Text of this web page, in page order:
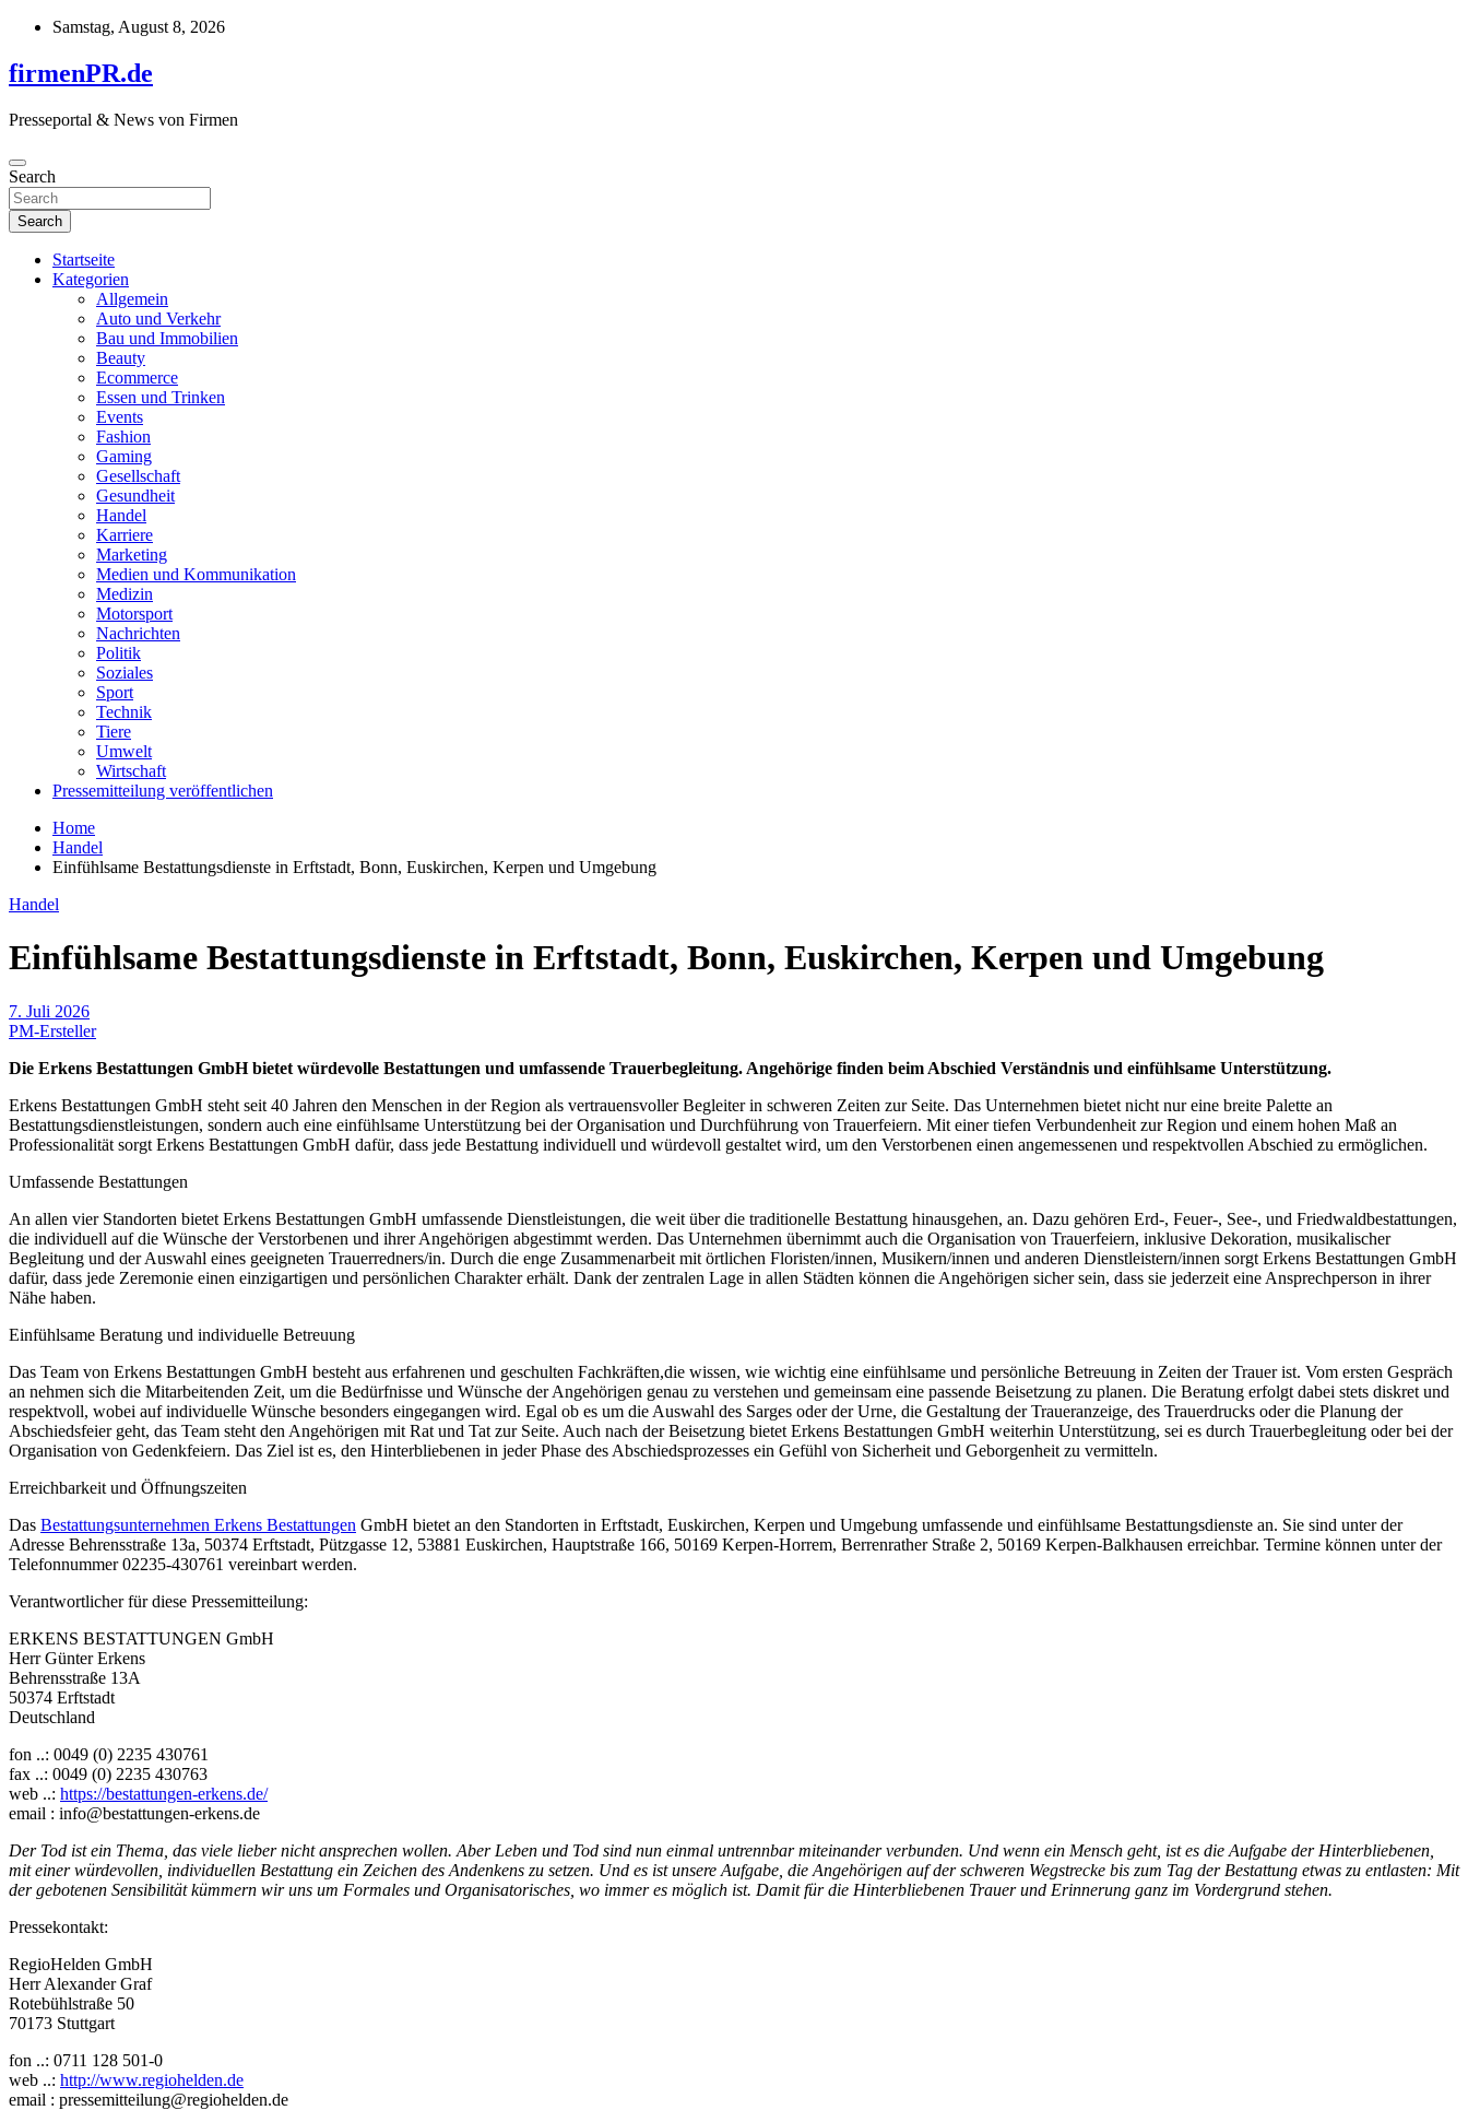
Skip
content
Samstag, August 8, 2026
firmenPR.de
Presseportal & News von Firmen
Search
Search
Startseite
Kategorien
Allgemein
Auto und Verkehr
Bau und Immobilien
Beauty
Ecommerce
Essen und Trinken
Events
Fashion
Gaming
Gesellschaft
Gesundheit
Handel
Karriere
Marketing
Medien und Kommunikation
Medizin
Motorsport
Nachrichten
Politik
Soziales
Sport
Technik
Tiere
Umwelt
Wirtschaft
Pressemitteilung veröffentlichen
Home
Handel
Einfühlsame Bestattungsdienste in Erftstadt, Bonn, Euskirchen, Kerpen und Umgebung
Handel
Einfühlsame Bestattungsdienste in Erftstadt, Bonn, Euskirchen, Kerpen und Umgebung
7. Juli 2026
PM-Ersteller
Die Erkens Bestattungen GmbH bietet würdevolle Bestattungen und umfassende Trauerbegleitung. Angehörige finden beim Abschied Verständnis und einfühlsame Unterstützung.
Erkens Bestattungen GmbH steht seit 40 Jahren den Menschen in der Region als vertrauensvoller Begleiter in schweren Zeiten zur Seite. Das Unternehmen bietet nicht nur eine breite Palette an
Bestattungsdienstleistungen, sondern auch eine einfühlsame Unterstützung bei der Organisation und Durchführung von Trauerfeiern. Mit einer tiefen Verbundenheit zur Region und einem hohen Maß an
Professionalität sorgt Erkens Bestattungen GmbH dafür, dass jede Bestattung individuell und würdevoll gestaltet wird, um den Verstorbenen einen angemessenen und respektvollen Abschied zu ermöglichen.
Umfassende Bestattungen
An allen vier Standorten bietet Erkens Bestattungen GmbH umfassende Dienstleistungen, die weit über die traditionelle Bestattung hinausgehen, an. Dazu gehören Erd-, Feuer-, See-, und Friedwaldbestattungen,
die individuell auf die Wünsche der Verstorbenen und ihrer Angehörigen abgestimmt werden. Das Unternehmen übernimmt auch die Organisation von Trauerfeiern, inklusive Dekoration, musikalischer
Begleitung und der Auswahl eines geeigneten Trauerredners/in. Durch die enge Zusammenarbeit mit örtlichen Floristen/innen, Musikern/innen und anderen Dienstleistern/innen sorgt Erkens Bestattungen GmbH
dafür, dass jede Zeremonie einen einzigartigen und persönlichen Charakter erhält. Dank der zentralen Lage in allen Städten können die Angehörigen sicher sein, dass sie jederzeit eine Ansprechperson in ihrer
Nähe haben.
Einfühlsame Beratung und individuelle Betreuung
Das Team von Erkens Bestattungen GmbH besteht aus erfahrenen und geschulten Fachkräften,die wissen, wie wichtig eine einfühlsame und persönliche Betreuung in Zeiten der Trauer ist. Vom ersten Gespräch
an nehmen sich die Mitarbeitenden Zeit, um die Bedürfnisse und Wünsche der Angehörigen genau zu verstehen und gemeinsam eine passende Beisetzung zu planen. Die Beratung erfolgt dabei stets diskret und
respektvoll, wobei auf individuelle Wünsche besonders eingegangen wird. Egal ob es um die Auswahl des Sarges oder der Urne, die Gestaltung der Traueranzeige, des Trauerdrucks oder die Planung der
Abschiedsfeier geht, das Team steht den Angehörigen mit Rat und Tat zur Seite. Auch nach der Beisetzung bietet Erkens Bestattungen GmbH weiterhin Unterstützung, sei es durch Trauerbegleitung oder bei der
Organisation von Gedenkfeiern. Das Ziel ist es, den Hinterbliebenen in jeder Phase des Abschiedsprozesses ein Gefühl von Sicherheit und Geborgenheit zu vermitteln.
Erreichbarkeit und Öffnungszeiten
Das Bestattungsunternehmen Erkens Bestattungen GmbH bietet an den Standorten in Erftstadt, Euskirchen, Kerpen und Umgebung umfassende und einfühlsame Bestattungsdienste an. Sie sind unter der
Adresse Behrensstraße 13a, 50374 Erftstadt, Pützgasse 12, 53881 Euskirchen, Hauptstraße 166, 50169 Kerpen-Horrem, Berrenrather Straße 2, 50169 Kerpen-Balkhausen erreichbar. Termine können unter der
Telefonnummer 02235-430761 vereinbart werden.
Verantwortlicher für diese Pressemitteilung:
ERKENS BESTATTUNGEN GmbH
Herr Günter Erkens
Behrensstraße 13A
50374 Erftstadt
Deutschland
fon ..: 0049 (0) 2235 430761
fax ..: 0049 (0) 2235 430763
web ..: https://bestattungen-erkens.de/
email : info@bestattungen-erkens.de
Der Tod ist ein Thema, das viele lieber nicht ansprechen wollen. Aber Leben und Tod sind nun einmal untrennbar miteinander verbunden. Und wenn ein Mensch geht, ist es die Aufgabe der Hinterbliebenen,
mit einer würdevollen, individuellen Bestattung ein Zeichen des Andenkens zu setzen. Und es ist unsere Aufgabe, die Angehörigen auf der schweren Wegstrecke bis zum Tag der Bestattung etwas zu entlasten: Mit
der gebotenen Sensibilität kümmern wir uns um Formales und Organisatorisches, wo immer es möglich ist. Damit für die Hinterbliebenen Trauer und Erinnerung ganz im Vordergrund stehen.
Pressekontakt:
RegioHelden GmbH
Herr Alexander Graf
Rotebühlstraße 50
70173 Stuttgart
fon ..: 0711 128 501-0
web ..: http://www.regiohelden.de
email : pressemitteilung@regiohelden.de